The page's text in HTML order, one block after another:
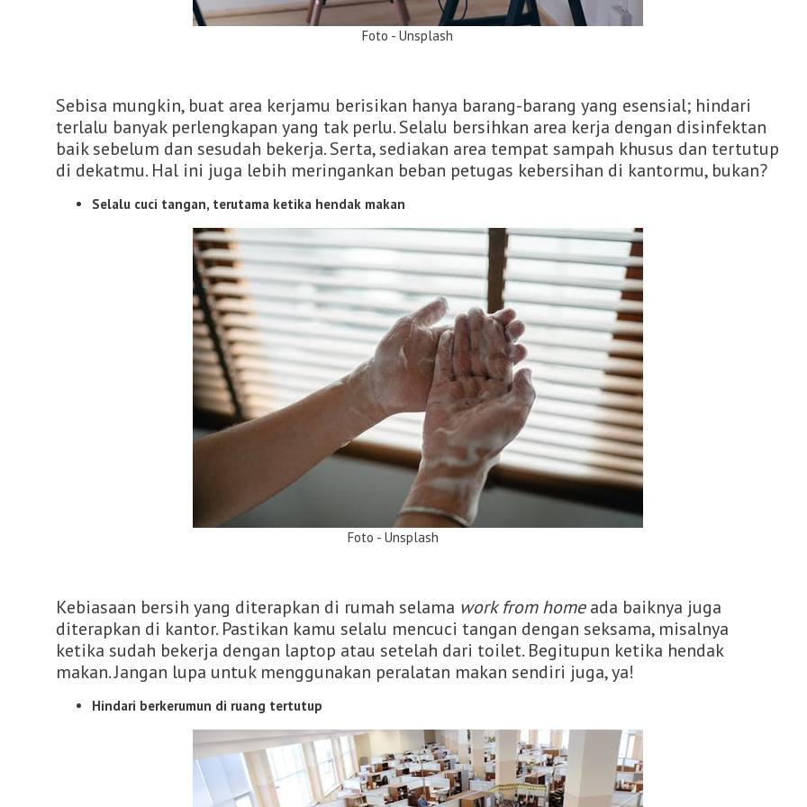
Foto - Unsplash
Sebisa mungkin, buat area kerjamu berisikan hanya barang-barang yang esensial; hindari
terlalu banyak perlengkapan yang tak perlu. Selalu bersihkan area kerja dengan disinfektan
baik sebelum dan sesudah bekerja. Serta, sediakan area tempat sampah khusus dan tertutup
di dekatmu. Hal ini juga lebih meringankan beban petugas kebersihan di kantormu, bukan?
Selalu cuci tangan, terutama ketika hendak makan
Foto - Unsplash
Kebiasaan bersih yang diterapkan di rumah selama work from homeada baiknya juga
diterapkan di kantor. Pastikan kamu selalu mencuci tangan dengan seksama, misalnya
ketika sudah bekerja dengan laptop atau setelah dari toilet. Begitupun ketika hendak
makan. Jangan lupa untuk menggunakan peralatan makan sendiri juga, ya!
Hindari berkerumun di ruang tertutup